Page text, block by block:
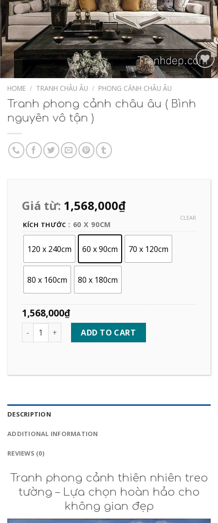
Add to
HOME / TRANH CHÂU ÂU / PHONG CẢNH CHÂU ÂU
Tranh phong cảnh châu âu ( Bình
nguyên vô tận )
Giá từ: 1,568,000₫
KÍCH THƯỚC : 60 X 90CM
120 x 240cm 60 x 90cm 70 x 120cm
80 x 160cm 80 x 180cm
CLEAR
1,568,000₫
Quantity ADD TO CART
DESCRIPTION
ADDITIONAL INFORMATION
REVIEWS (0)
Tranh phong cảnh thiên nhiên treo
tường – Lựa chọn hoàn hảo cho
không gian đẹp